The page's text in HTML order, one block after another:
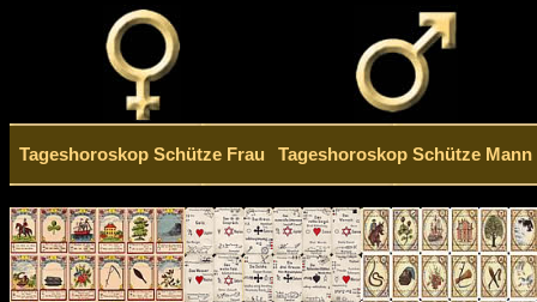
Tageshoroskop Schütze Frau Tageshoroskop Schütze Mann